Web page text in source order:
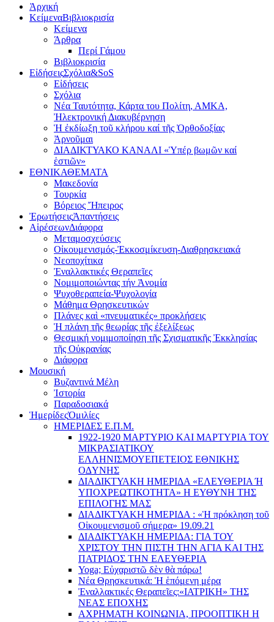
Ἀρχική
ΚείμεναΒιβλιοκρισία
Κείμενα
Άρθρα
Περί Γάμου
Βιβλιοκρισία
ΕἰδήσειςΣχόλια&SoS
Εἰδήσεις
Σχόλια
Νέα Ταυτότητα, Κάρτα του Πολίτη, ΑΜΚΑ,
Ἠλεκτρονική Διακυβέρνηση
Ἡ ἐκδίωξη τοῦ κλήρου καί τῆς Ὀρθοδοξίας
Ἀρνοῦμαι
ΔΙΑΔΙΚΤΥΑΚΟ ΚΑΝΑΛΙ «Ὑπέρ βωμῶν καί
ἑστιῶν»
ΕΘΝΙΚΑΘΕΜΑΤΑ
Μακεδονία
Τουρκία
Βόρειος Ἤπειρος
ἘρωτήσειςἈπαντήσεις
ΑἱρέσεωνΔιάφορα
Μεταμοσχεύσεις
Οἰκουμενισμός-Ἐκκοσμίκευση-Διαθρησκειακά
Νεοποχίτικα
Ἐναλλακτικές Θεραπεῖες
Νομιμοποιώντας τήν Ἀνομία
Ψυχοθεραπεία-Ψυχολογία
Μάθημα Θρησκευτικών
Πλάνες καὶ «πνευματικές» προκλήσεις
Ἡ πλάνη τῆς θεωρίας τῆς ἐξελίξεως
Θεσμική νομιμοποίηση τῆς Σχισματικῆς Ἐκκλησίας
τῆς Οὐκρανίας
Διάφορα
Μουσική
Βυζαντινά Μέλη
Ἰστορία
Παραδοσιακά
ἩμερίδεςὉμιλίες
ΗΜΕΡΙΔΕΣ Ε.Π.Μ.
1922-1920 ΜΑΡΤΥΡΙΟ ΚΑI ΜΑΡΤΥΡIΑ ΤΟΥ
ΜΙΚΡΑΣΙΑΤΙΚΟΥ
EΛΛΗΝΙΣΜΟΥEΠEΤΕΙΟΣ EΘΝΙΚHΣ
O∆YΝΗΣ
ΔΙΑΔΙΚΤΥΑΚΗ ΗΜΕΡΙΔΑ «EΛΕΥΘΕΡΙΑ Ή
YΠΟΧΡΕΩΤΙΚΟΤΗΤΑ» Η ΕΥΘΥΝΗ ΤΗΣ
EΠΙΛΟΓΗΣ ΜΑΣ
ΔΙΑΔΙΚΤΥΑΚΗ ΗΜΕΡΙΔΑ : «Ἡ πρόκληση τοῦ
Οἰκουμενισμοῦ σήμερα» 19.09.21
ΔΙΑΔΙΚΤΥΑΚΗ ΗΜΕΡΙΔΑ: ΓΙΑ ΤΟΥ
ΧΡΙΣΤΟΥ ΤΗΝ ΠΙΣΤΗ ΤΗΝ ΑΓΙΑ ΚΑΙ ΤΗΣ
ΠΑΤΡΙΔΟΣ ΤΗΝ ΕΛΕΥΘΕΡΙΑ
Yoga; Εὐχαριστῶ δὲν θὰ πάρω!
Νέα Θρησκευτικά: Ἡ ἑπόμενη μέρα
Ἐναλλακτικές Θεραπεῖες:«ΙΑΤΡΙΚΗ» ΤΗΣ
ΝΕΑΣ ΕΠΟΧΗΣ
ΑΧΡΗΜΑΤΗ ΚΟΙΝΩΝΙΑ, ΠΡΟΟΠΤΙΚΗ Η